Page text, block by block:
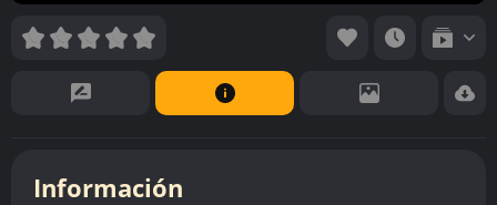
Información